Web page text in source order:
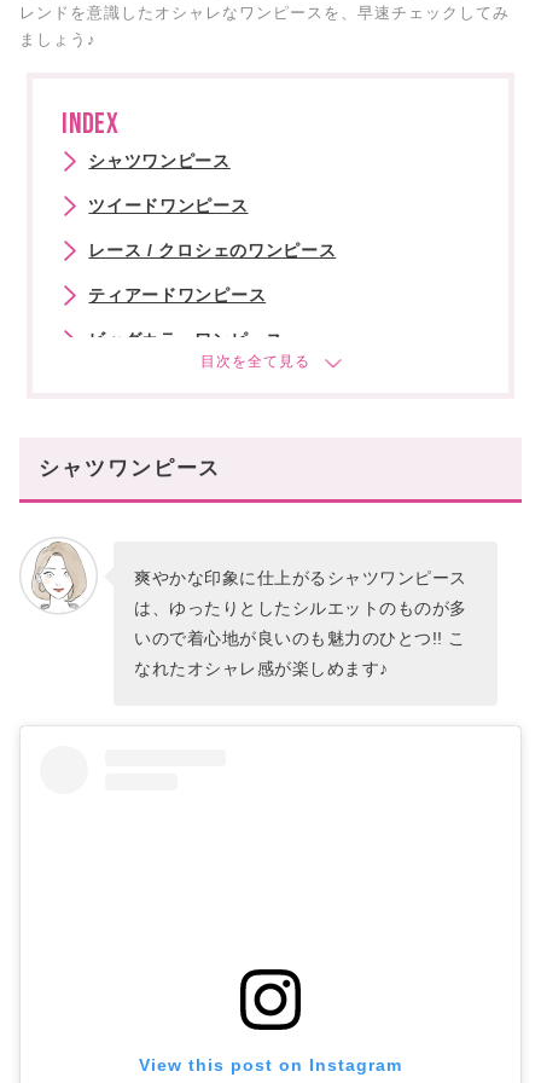
レンドを意識したオシャレなワンピースを、早速チェックしてみ
ましょう♪
INDEX
シャツワンピース
ツイードワンピース
レース / クロシェのワンピース
ティアードワンピース
ビッグカラーワンピース
あなたにオススメの記事はこちら
シャツワンピース
爽やかな印象に仕上がるシャツワンピース
は、ゆったりとしたシルエットのものが多
いので着心地が良いのも魅力のひとつ!! こ
なれたオシャレ感が楽しめます♪
View this post on Instagram